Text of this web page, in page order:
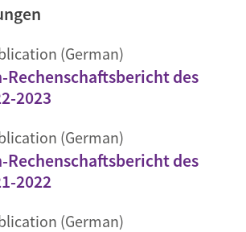
(German)
Rechenschaftsbericht des
2023
(German)
Rechenschaftsbericht des
2022
(German)